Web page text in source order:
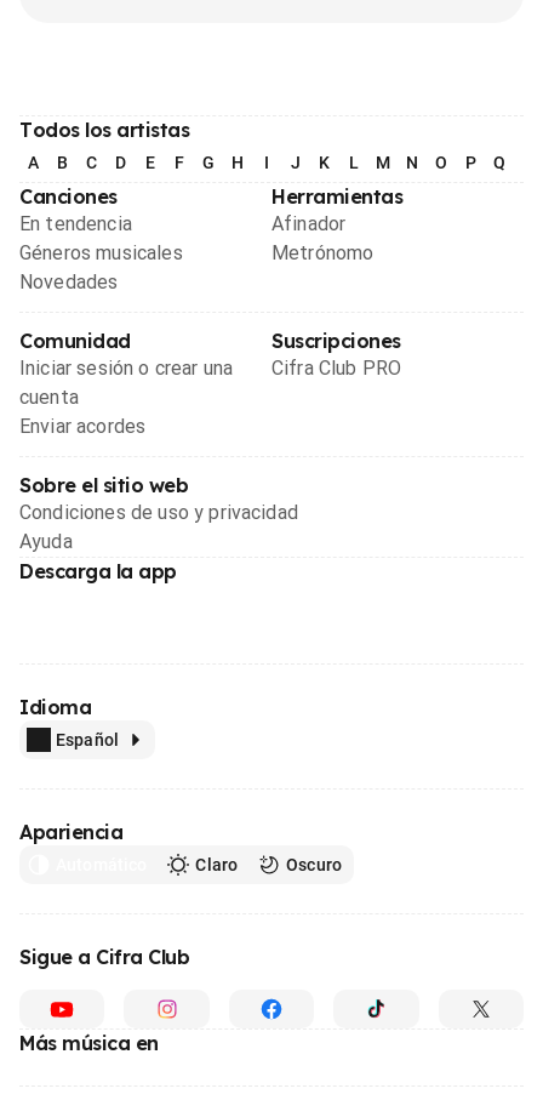
Todos los artistas
A B C D E F G H I J K L M N O P Q
Canciones
En tendencia
Géneros musicales
Novedades
Herramientas
Afinador
Metrónomo
Comunidad
Iniciar sesión o crear una
cuenta
Enviar acordes
Suscripciones
Cifra Club PRO
Sobre el sitio web
Condiciones de uso y privacidad
Ayuda
Descarga la app
Idioma
Español
Apariencia
Claro Oscuro
Sigue a Cifra Club
Más música en